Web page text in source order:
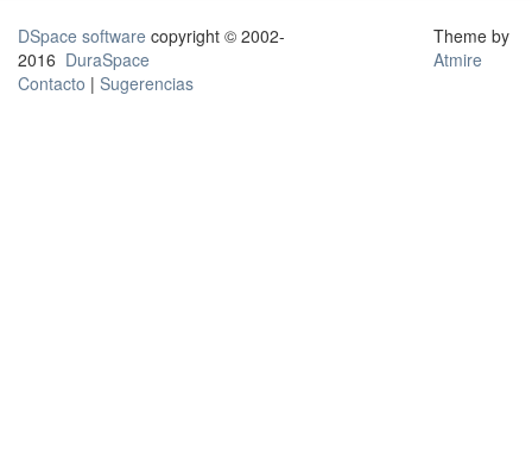
DSpace software copyright © 2002-
2016 DuraSpace
Contacto | Sugerencias
Theme by
Atmire